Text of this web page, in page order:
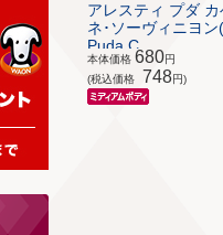
アレスティ プダ
ネ･ソーヴィニヨ
Puda C...
本体価格 680円
(税込価格
748円)